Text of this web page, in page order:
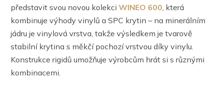
představit svou novou kolekciWINEO 600, která
kombinuje výhody vinylů a SPC krytin – na minerálním
jádru je vinylová vrstva, takže výsledkem je tvarově
stabilní krytina s měkčí pochozí vrstvou díky vinylu.
Konstrukce rigidů umožňuje výrobcům hrát si s různými
kombinacemi.